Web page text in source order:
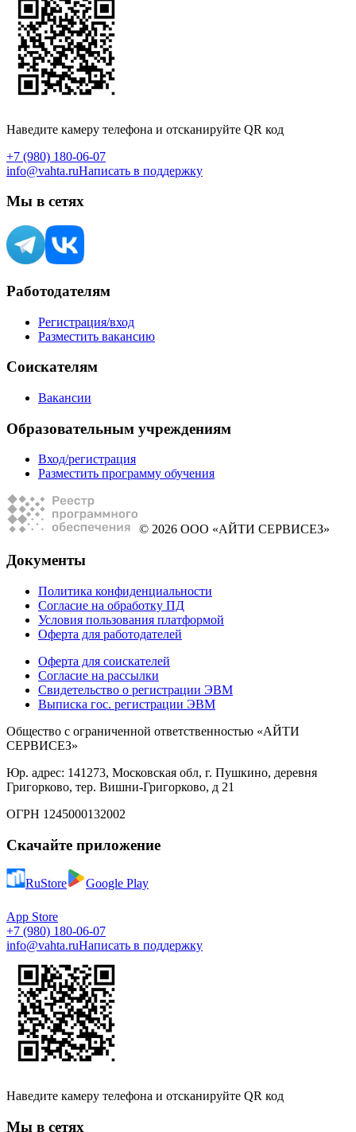
Наведите камеру телефона и отсканируйте QR код
+7 (980) 180-06-07
info@vahta.ruНаписать в поддержку
Мы в сетях
Работодателям
Регистрация/вход
Разместить вакансию
Соискателям
Вакансии
Образовательным учреждениям
Вход/регистрация
Разместить программу обучения
© 2026 ООО «АЙТИ СЕРВИСЕЗ»
Документы
Политика конфиденциальности
Согласие на обработку ПД
Условия пользования платформой
Оферта для работодателей
Оферта для соискателей
Согласие на рассылки
Свидетельство о регистрации ЭВМ
Выписка гос. регистрации ЭВМ
Общество с ограниченной ответственностью «АЙТИ
СЕРВИСЕЗ»
Юр. адрес: 141273, Московская обл, г. Пушкино, деревня
Григорково, тер. Вишни-Григорково, д 21
ОГРН 1245000132002
Скачайте приложение
RuStore Google Play
App Store
+7 (980) 180-06-07
info@vahta.ruНаписать в поддержку
Наведите камеру телефона и отсканируйте QR код
Мы в сетях